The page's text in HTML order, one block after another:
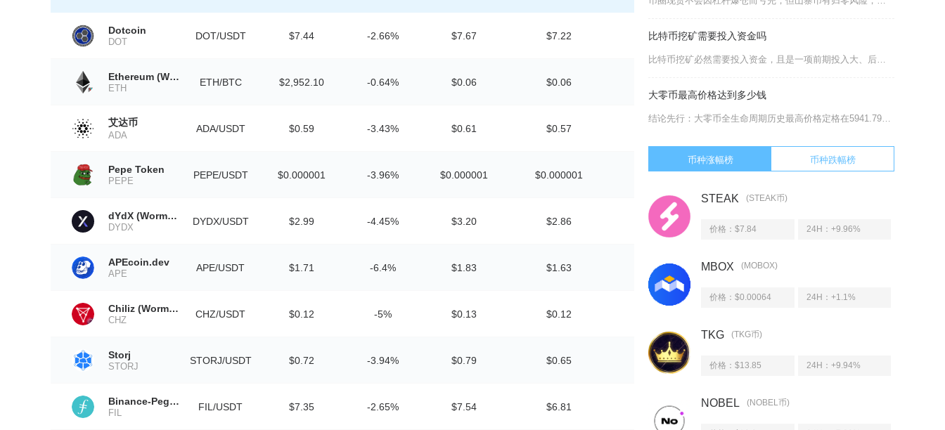
Dotcoin
DOT
DOT/USDT $7.44 -2.66% $7.67 $7.22
Ethereum (Wormhole)
ETH
ETH/BTC $2,952.10 -0.64% $0.06 $0.06
艾达币
ADA
ADA/USDT $0.59 -3.43% $0.61 $0.57
Pepe Token
PEPE
PEPE/USDT $0.000001 -3.96% $0.000001 $0.000001
dYdX (Wormhole)
DYDX
DYDX/USDT $2.99 -4.45% $3.20 $2.86
APEcoin.dev
APE
APE/USDT $1.71 -6.4% $1.83 $1.63
Chiliz (Wormhole)
CHZ
CHZ/USDT $0.12 -5% $0.13 $0.12
Storj
STORJ
STORJ/USDT $0.72 -3.94% $0.79 $0.65
Binance-Peg Filecoin
FIL
FIL/USDT $7.35 -2.65% $7.54 $6.81
比特币挖矿需要投入资金吗
比特币挖矿必然需要投入资金，且是一项前期投入大、后期持续消耗资金的重资产行为，不存在完全免
大零币最高价格达到多少钱
结论先行：大零币全生命周期历史最高价格定格在5941.79美元，价格冲高发生于2016年1
币种涨幅榜 币种跌幅榜
STEAK (STEAK币)
价格：$7.84 24H： +9.96%
MBOX (MOBOX)
价格：$0.00064 24H： +1.1%
TKG (TKG币)
价格：$13.85 24H： +9.94%
NOBEL (NOBEL币)